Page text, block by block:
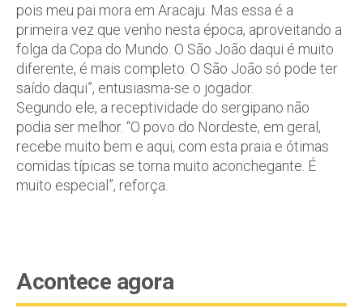
pois meu pai mora em Aracaju. Mas essa é a
primeira vez que venho nesta época, aproveitando a
folga da Copa do Mundo. O São João daqui é muito
diferente, é mais completo. O São João só pode ter
saído daqui”, entusiasma-se o jogador.
Segundo ele, a receptividade do sergipano não
podia ser melhor. “O povo do Nordeste, em geral,
recebe muito bem e aqui, com esta praia e ótimas
comidas típicas se torna muito aconchegante. É
muito especial”, reforça.
Acontece agora